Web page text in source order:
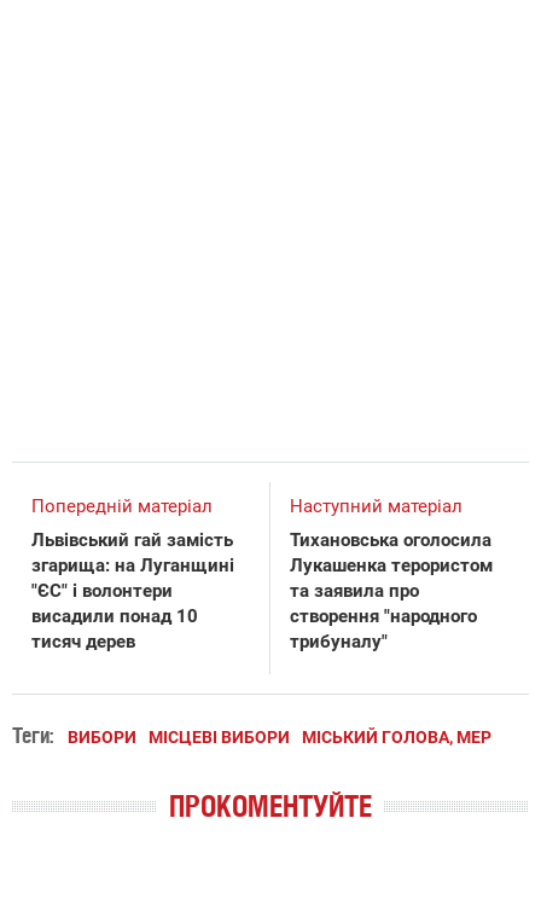
Попередній матеріал
Львівський гай замість
згарища: на Луганщині
"ЄС" і волонтери
висадили понад 10
тисяч дерев
Наступний матеріал
Тихановська оголосила
Лукашенка терористом
та заявила про
створення "народного
трибуналу"
Теги: ВИБОРИ МІСЦЕВІ ВИБОРИ МІСЬКИЙ ГОЛОВА, МЕР
ПРОКОМЕНТУЙТЕ